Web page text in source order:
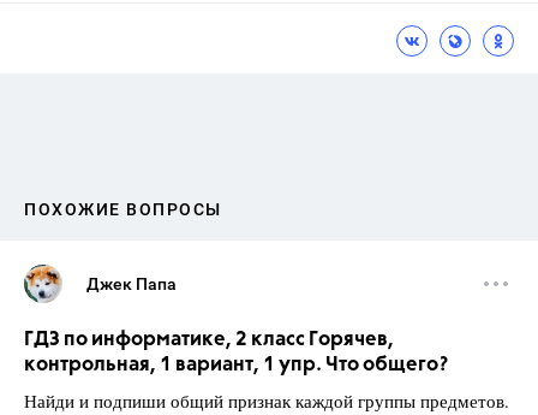
ПОХОЖИЕ ВОПРОСЫ
Джек Папа
ГДЗ по информатике, 2 класс Горячев,
контрольная, 1 вариант, 1 упр. Что общего?
Найди и подпиши общий признак каждой группы предметов.